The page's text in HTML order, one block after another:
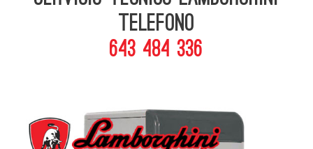
telefono
643 484 336